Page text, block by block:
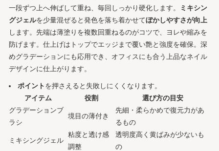
一段ずつ上へ伸ばして重ね、毎回しっかり硬化します。
ミキシン
グジェルを少量混ぜると発色を落ち着かせてぼかしやすさが向上
します。先端は薄塗りを複数回重ねるのがコツで、ヨレや縮みを
防げます。仕上げはトップでエッジまで覆い艶と強度を確保。深
めグラデーションにも応用でき、オフィスにも合う上品なネイル
デザインに仕上がります。
ポイント を押さえると失敗しにくくなります。
アイテム
役割
選び方の目安
グラデーションブ
ラシ
境目の薄付き
先細・柔らかめで復元力があ
るもの
ミキシングジェル
粘度と透け感
調整
透明度高く黄ばみが少ないも
の